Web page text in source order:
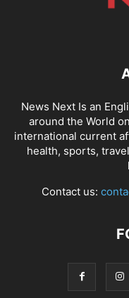
News Next Is an
around the World
international current
health, sports,
Contact us: